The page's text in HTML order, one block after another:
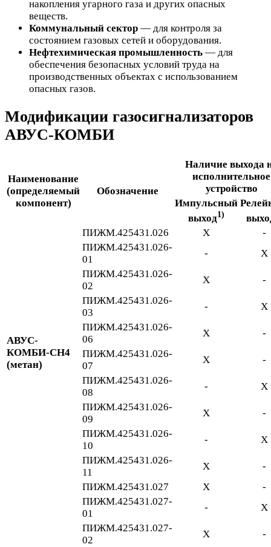
накопления угарного газа и других опасных
веществ.
Коммунальный сектор — для контроля за
состоянием газовых сетей и оборудования.
Нефтехимическая промышленность — для
обеспечения безопасных условий труда на
производственных объектах с использованием
опасных газов.
Модификации газосигнализаторов
АВУС-КОМБИ
Наименование
(определяемый
компонент)
Обозначение
Наличие выхода
исполнительное
устройство
Импульсный
выход1)
АВУС-
КОМБИ-СН4
(метан)
ПИЖМ.425431.026 Х
-
ПИЖМ.425431.026-
01
-
Х
ПИЖМ.425431.026-
02
Х
-
ПИЖМ.425431.026-
03
-
Х
ПИЖМ.425431.026-
06
Х
-
ПИЖМ.425431.026-
07
Х
-
ПИЖМ.425431.026-
08
-
Х
ПИЖМ.425431.026-
09
Х
-
ПИЖМ.425431.026-
10
-
Х
ПИЖМ.425431.026-
11
Х -
ПИЖМ.425431.027 Х
-
ПИЖМ.425431.027-
01
-
Х
ПИЖМ.425431.027-
02
Х
-